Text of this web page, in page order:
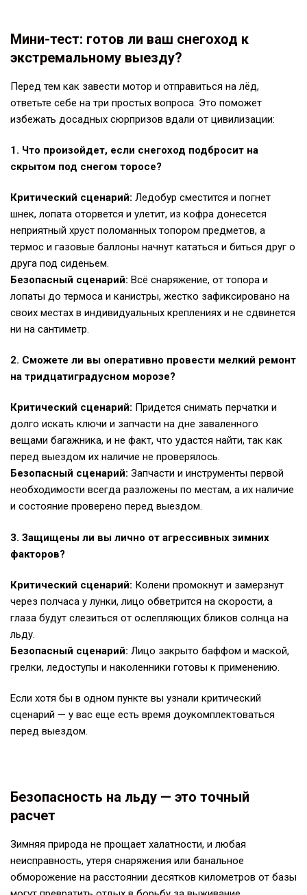
Мини-тест: готов ли ваш снегоход к
экстремальному выезду?
Перед тем как завести мотор и отправиться на лёд,
ответьте себе на три простых вопроса. Это поможет
избежать досадных сюрпризов вдали от цивилизации:
1. Что произойдет, если снегоход подбросит на
скрытом под снегом торосе?
Критический сценарий: Ледобур сместится и погнет
шнек, лопата оторвется и улетит, из кофра донесется
неприятный хруст поломанных топором предметов, а
термос и газовые баллоны начнут кататься и биться друг о
друга под сиденьем.
Безопасный сценарий: Всё снаряжение, от топора и
лопаты до термоса и канистры, жестко зафиксировано на
своих местах в индивидуальных креплениях и не сдвинется
ни на сантиметр.
2. Сможете ли вы оперативно провести мелкий ремонт
на тридцатиградусном морозе?
Критический сценарий: Придется снимать перчатки и
долго искать ключи и запчасти на дне заваленного
вещами багажника, и не факт, что удастся найти, так как
перед выездом их наличие не проверялось.
Безопасный сценарий: Запчасти и инструменты первой
необходимости всегда разложены по местам, а их наличие
и состояние проверено перед выездом.
3. Защищены ли вы лично от агрессивных зимних
факторов?
Критический сценарий: Колени промокнут и замерзнут
через полчаса у лунки, лицо обветрится на скорости, а
глаза будут слезиться от ослепляющих бликов солнца на
льду.
Безопасный сценарий: Лицо закрыто баффом и маской,
грелки, ледоступы и наколенники готовы к применению.
Если хотя бы в одном пункте вы узнали критический
сценарий — у вас еще есть время доукомплектоваться
перед выездом.
Безопасность на льду — это точный
расчет
Зимняя природа не прощает халатности, и любая
неисправность, утеря снаряжения или банальное
обморожение на расстоянии десятков километров от базы